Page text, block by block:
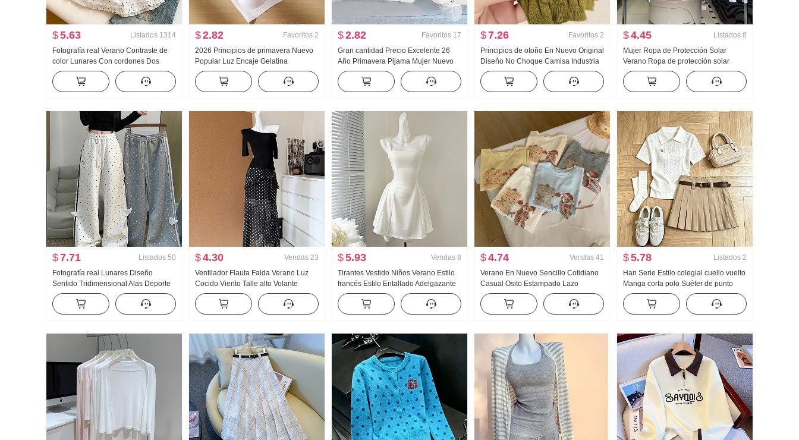
$5.63 Listados 1314
Fotografía real Verano Contraste de
color Lunares Con cordones Dos
piezas falsas Manga corta Camiseta
Mujer Verano Nuevo Estilo dulce
Nicho Top
$2.82 Favoritos 2
2026 Principios de primavera Nuevo
Popular Luz Encaje Gelatina
Pegamento Tira Corsé Interior
Cinturón Pecho Almohadilla
Adelgazante Chaleco para mujer
$2.82 Favoritos 17
Gran cantidad Precio Excelente 26
Año Primavera Pijama Mujer Nuevo
Nubes Algodón Manga Larga
Pequeño cuello vuelto Ropa de casa
Conjunto Transmisión en vivo Alto
$7.26 Favoritos 2
Principios de otoño En Nuevo Original
Diseño No Choque Camisa Industria
pesada Jacquard tejido de punto Top
Mujer Otoño Nuevo Adelgazante
$4.45 Listados 8
Mujer Ropa de Protección Solar
Verano Ropa de protección solar
Nailon Versión ligera Hielo Seda
Transpirable Abrigo Holgado Talla
grande Sudadera con capucha
$7.71 Listados 50
Fotografía real Lunares Diseño
Sentido Tridimensional Alas Deporte
Wei Pantalones Mujer Nuevo Luz Asia
Viento Holgado Recto Adelgazante
Pantalones casuales
$4.30 Vendas 23
Ventilador Flauta Falda Verano Luz
Cocido Viento Talle alto Volante
Abertura Negro Lunares Falda Días
Seda Oblicuo Hombro Ropa
$5.93 Vendas 8
Tirantes Vestido Niños Verano Estilo
francés Estilo Entallado Adelgazante
Vestido sin mangas Minifalda
$4.74 Vendas 41
Verano En Nuevo Sencillo Cotidiano
Casual Osito Estampado Lazo
Holgado Nicho Manga corta Camiseta
Estilo coreano tejido de punto Top
$5.78 Listados 2
Han Serie Estilo colegial cuello vuelto
Manga corta polo Suéter de punto
Conjunto Mujer 2026 Verano Nuevo
Gigante Bonito Plisado Falda